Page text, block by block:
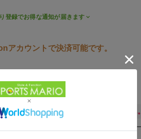
登録でお得な通知が届きます
アカウントで決済可能です。
円以上で送料無料
ま公式通販サイトには在庫がございません